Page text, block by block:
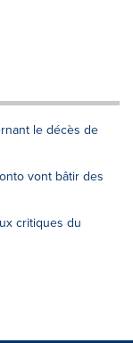
le décès de
vont bâtir des
critiques du